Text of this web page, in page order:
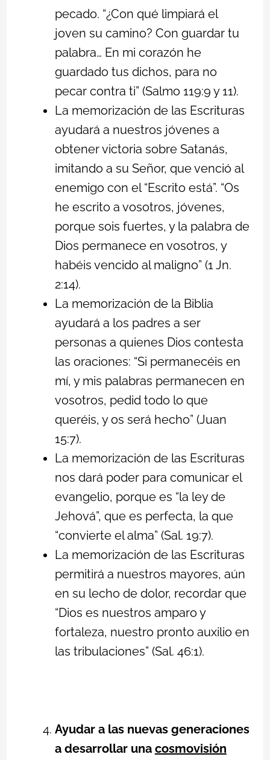
pecado. “¿Con qué limpiará el
joven su camino? Con guardar tu
palabra… En mi corazón he
guardado tus dichos, para no
pecar contra ti” (Salmo 119:9 y 11).
La memorización de las Escrituras
ayudará a nuestros jóvenes a
obtener victoria sobre Satanás,
imitando a su Señor, que venció al
enemigo con el “Escrito está”. “Os
he escrito a vosotros, jóvenes,
porque sois fuertes, y la palabra de
Dios permanece en vosotros, y
habéis vencido al maligno” (1 Jn.
2:14).
La memorización de la Biblia
ayudará a los padres a ser
personas a quienes Dios contesta
las oraciones: “Si permanecéis en
mí, y mis palabras permanecen en
vosotros, pedid todo lo que
queréis, y os será hecho” (Juan
15:7).
La memorización de las Escrituras
nos dará poder para comunicar el
evangelio, porque es “la ley de
Jehová”, que es perfecta, la que
“convierte el alma” (Sal. 19:7).
La memorización de las Escrituras
permitirá a nuestros mayores, aún
en su lecho de dolor, recordar que
“Dios es nuestros amparo y
fortaleza, nuestro pronto auxilio en
las tribulaciones” (Sal. 46:1).
Ayudar a las nuevas generaciones
a desarrollar una cosmovisión